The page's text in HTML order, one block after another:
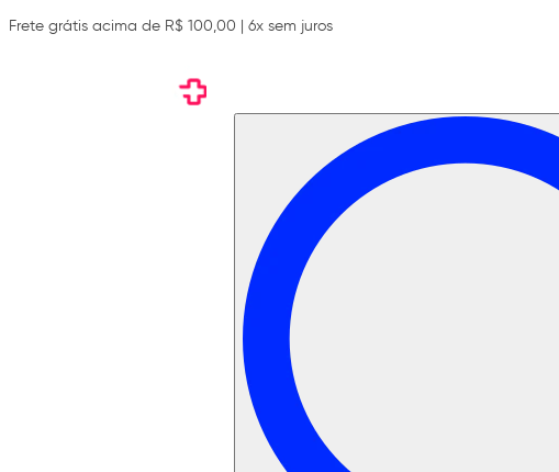
Frete grátis acima de R$ 100,00 | 6x sem juros